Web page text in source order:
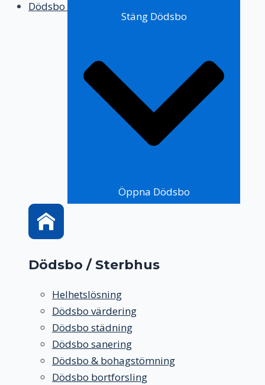
Dödsbo
Stäng Dödsbo
Öppna Dödsbo
Dödsbo / Sterbhus
Helhetslösning
Dödsbo värdering
Dödsbo städning
Dödsbo sanering
Dödsbo & bohagstömning
Dödsbo bortforsling